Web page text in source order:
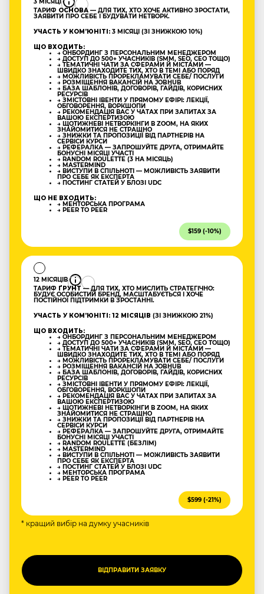
ТАРИФ ОСНОВА — ДЛЯ ТИХ, ХТО ХОЧЕ АКТИВНО ЗРОСТАТИ,
ЗАЯВИТИ ПРО СЕБЕ І БУДУВАТИ НЕТВОРК.
УЧАСТЬ У КОМʼЮНІТІ: 3 МІСЯЦІ (ЗІ ЗНИЖКОЮ 10%)
ЩО ВХОДИТЬ:
→ ОНБОРДИНГ З ПЕРСОНАЛЬНИМ МЕНЕДЖЕРОМ
→ ДОСТУП ДО 500+ УЧАСНИКІВ (SMM, SEO, CEO ТОЩО)
→ ТЕМАТИЧНІ ЧАТИ ЗА СФЕРАМИ Й МІСТАМИ —
ШВИДКО ЗНАХОДИТЕ ТИХ, ХТО В ТЕМІ АБО ПОРЯД
→ МОЖЛИВІСТЬ ПРОРЕКЛАМУВАТИ СЕБЕ/ ПОСЛУГИ
→ РОЗМІЩЕННЯ ВАКАНСІЙ НА JOBHUB
→ БАЗА ШАБЛОНІВ, ДОГОВОРІВ, ГАЙДІВ, КОРИСНИХ
РЕСУРСІВ
→ ЗМІСТОВНІ ІВЕНТИ У ПРЯМОМУ ЕФІРІ: ЛЕКЦІЇ,
ОБГОВОРЕННЯ, ВОРКШОПИ
→ РЕКОМЕНДАЦІЯ ВАС У ЧАТАХ ПРИ ЗАПИТАХ ЗА
ВАШОЮ ЕКСПЕРТИЗОЮ
→ ЩОТИЖНЕВІ НЕТВОРКІНГИ В ZOOM, НА ЯКИХ
ЗНАЙОМИТИСЯ НЕ СТРАШНО
→ ЗНИЖКИ ТА ПРОПОЗИЦІЇ ВІД ПАРТНЕРІВ НА
СЕРВІСИ КУРСИ
→ РЕФЕРАЛКА — ЗАПРОШУЙТЕ ДРУГА, ОТРИМАЙТЕ
БОНУСНІ МІСЯЦІ УЧАСТІ
→ RANDOM ROULETTE (3 НА МІСЯЦЬ)
→ MASTERMIND
→ ВИСТУПИ В СПІЛЬНОТІ — МОЖЛИВІСТЬ ЗАЯВИТИ
ПРО СЕБЕ ЯК ЕКСПЕРТА
→ ПОСТИНГ СТАТЕЙ У БЛОЗІ UDC
ЩО НЕ ВХОДИТЬ:
→ МЕНТОРСЬКА ПРОГРАМА
→ PEER TO PEER
$159 (-10%)
12 МІСЯЦІВ
ТАРИФ ҐРУНТ — ДЛЯ ТИХ, ХТО МИСЛИТЬ СТРАТЕГІЧНО:
БУДУЄ ОСОБИСТИЙ БРЕНД, МАСШТАБУЄТЬСЯ І ХОЧЕ
ПОСТІЙНОЇ ПІДТРИМКИ В ЗРОСТАННІ.
УЧАСТЬ У КОМʼЮНІТІ: 12 МІСЯЦІВ (ЗІ ЗНИЖКОЮ 21%)
ЩО ВХОДИТЬ:
→ ОНБОРДИНГ З ПЕРСОНАЛЬНИМ МЕНЕДЖЕРОМ
→ ДОСТУП ДО 500+ УЧАСНИКІВ (SMM, SEO, CEO ТОЩО)
→ ТЕМАТИЧНІ ЧАТИ ЗА СФЕРАМИ Й МІСТАМИ —
ШВИДКО ЗНАХОДИТЕ ТИХ, ХТО В ТЕМІ АБО ПОРЯД
→ МОЖЛИВІСТЬ ПРОРЕКЛАМУВАТИ СЕБЕ/ ПОСЛУГИ
→ РОЗМІЩЕННЯ ВАКАНСІЙ НА JOBHUB
→ БАЗА ШАБЛОНІВ, ДОГОВОРІВ, ГАЙДІВ, КОРИСНИХ
РЕСУРСІВ
→ ЗМІСТОВНІ ІВЕНТИ У ПРЯМОМУ ЕФІРІ: ЛЕКЦІЇ,
ОБГОВОРЕННЯ, ВОРКШОПИ
→ РЕКОМЕНДАЦІЯ ВАС У ЧАТАХ ПРИ ЗАПИТАХ ЗА
ВАШОЮ ЕКСПЕРТИЗОЮ
→ ЩОТИЖНЕВІ НЕТВОРКІНГИ В ZOOM, НА ЯКИХ
ЗНАЙОМИТИСЯ НЕ СТРАШНО
→ ЗНИЖКИ ТА ПРОПОЗИЦІЇ ВІД ПАРТНЕРІВ НА
СЕРВІСИ КУРСИ
→ РЕФЕРАЛКА — ЗАПРОШУЙТЕ ДРУГА, ОТРИМАЙТЕ
БОНУСНІ МІСЯЦІ УЧАСТІ
→ RANDOM ROULETTE (БЕЗЛІМ)
→ MASTERMIND
→ ВИСТУПИ В СПІЛЬНОТІ — МОЖЛИВІСТЬ ЗАЯВИТИ
ПРО СЕБЕ ЯК ЕКСПЕРТА
→ ПОСТИНГ СТАТЕЙ У БЛОЗІ UDC
→ МЕНТОРСЬКА ПРОГРАМА
→ PEER TO PEER
$599 (-21%)
* кращий вибір на думку учасників